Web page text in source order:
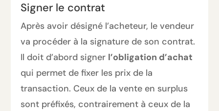
Signer le contrat
Après avoir désigné l’acheteur, le vendeur
va procéder à la signature de son contrat.
Il doit d’abord signer l’obligation d’achat
qui permet de fixer les prix de la
transaction. Ceux de la vente en surplus
sont préfixés, contrairement à ceux de la